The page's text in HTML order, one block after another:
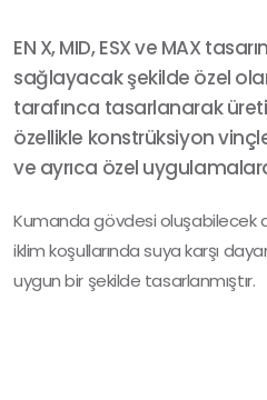
EN X, MID, ESX ve MAX
sağlayacak şekilde özel
tarafınca tasarlanarak
özellikle konstrüksiyon
ve ayrıca özel
Kumanda gövdesi oluşabilecek
iklim koşullarında suya karşı
uygun bir şekilde tasarlanmıştır.